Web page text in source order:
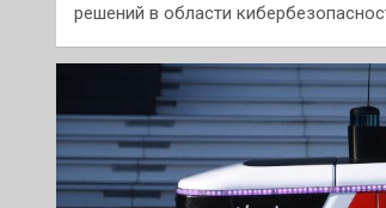
решений в области